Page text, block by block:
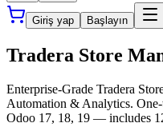
Giriş yap Başlayın
Tradera Store
Enterprise-Grade Tradera
Automation & Analytics.
Odoo 17, 18, 19 — includes